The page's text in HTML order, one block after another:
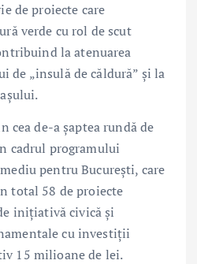
de proiecte care
verde cu rol de scut
la atenuarea
de „insulă de căldură” și la
cea de-a șaptea rundă de
cadrul programului
pentru București, care
total 58 de proiecte
inițiativă civică și
cu investiții
15 milioane de lei.